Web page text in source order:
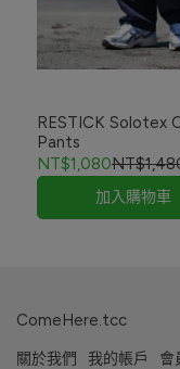
RESTICK Solotex
Pants
NT$1,080
加入購物車
ComeHere.tcc
關於我們 我的帳戶 會